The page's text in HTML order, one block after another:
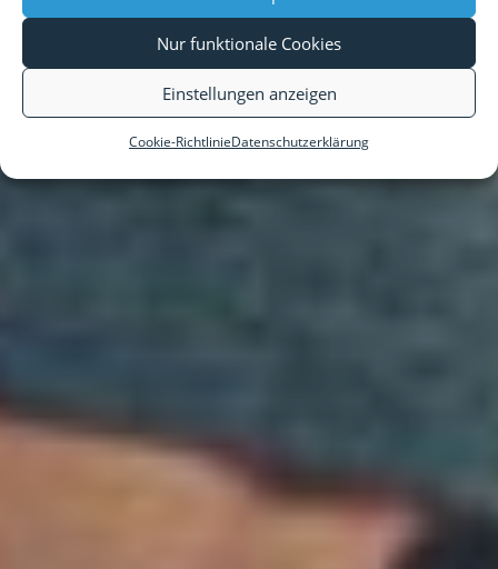
Nur funktionale Cookies
Einstellungen anzeigen
Cookie-RichtlinieDatenschutzerklärung